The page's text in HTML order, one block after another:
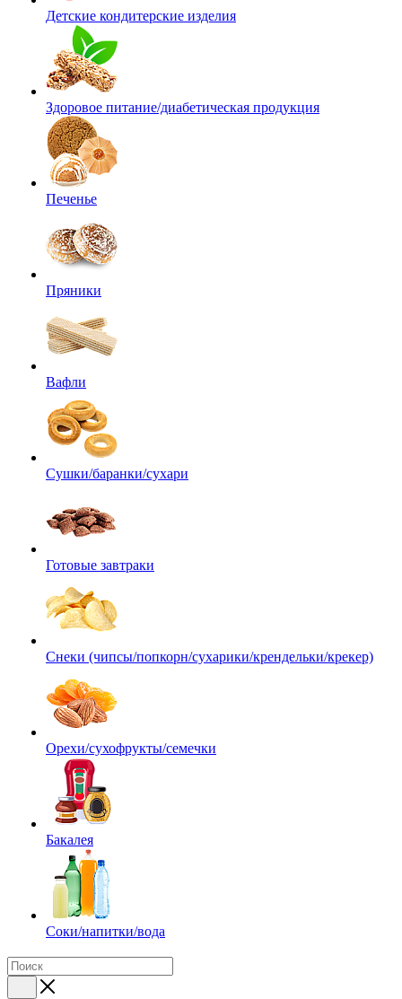
Детские кондитерские изделия
Здоровое питание/диабетическая продукция
Печенье
Пряники
Вафли
Сушки/баранки/сухари
Готовые завтраки
Снеки (чипсы/попкорн/сухарики/крендельки/крекер)
Орехи/сухофрукты/семечки
Бакалея
Соки/напитки/вода